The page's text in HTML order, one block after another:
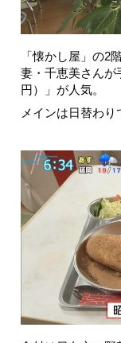
「懐かし屋」の2
妻・千恵美さんが
円）」が人気。
メインは日替わ